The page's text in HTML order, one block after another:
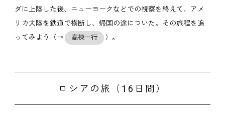
ダに上陸した後、ニューヨークなどでの視察を終えて、アメ
リカ大陸を鉄道で横断し、帰国の途についた。その旅程を追
ってみよう（→
高棟一行 ）。
ロシアの旅（16日間）